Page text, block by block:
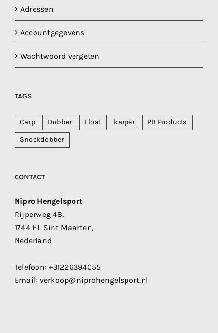
Adressen
Accountgegevens
Wachtwoord vergeten
TAGS
Carp Dobber Float karper PB Products
Snoekdobber
CONTACT
Nipro Hengelsport
Rijperweg 48,
1744 HL Sint Maarten,
Nederland
Telefoon:+31226394055
Email: verkoop@niprohengelsport.nl